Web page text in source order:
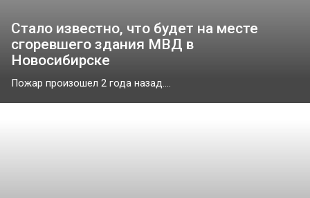
Стало известно, что будет на месте
сгоревшего здания МВД в
Новосибирске
Пожар произошел 2 года назад....